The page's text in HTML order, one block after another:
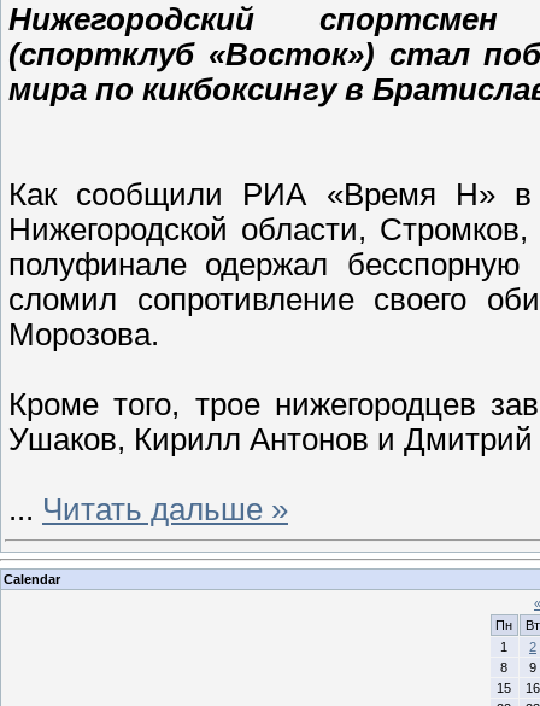
Нижегородский
(спортклуб «Восток») стал
мира по кикбоксингу в
Как сообщили РИА «Время Н» в
Нижегородской области,
полуфинале одержал
сломил сопротивление своего
Морозова.
Кроме того, трое нижегородцев
Ушаков, Кирилл Антонов и
... Читать дальше »
Calendar
«
Пн
Вт
1
2
8
9
15
16